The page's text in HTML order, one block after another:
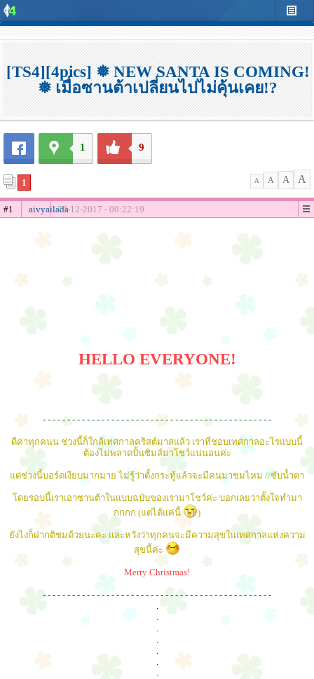
[TS4][4pics] ❅ NEW SANTA IS COMING!
❅ เมื่อซานต้าเปลี่ยนไปไม่คุ้นเคย!?
1 9
1 A A A A
#1 aivyailada23-12-2017 - 00:22:19
HELLO EVERYONE!
- - - - - - - - - - - - - - - - - - - - - - - - - - - - - - - - - - - - - - - - - - - - - - -
ดีค่าทุกคนน ช่วงนี้ก็ใกล้เทศกาลคริสต์มาสแล้ว เราที่ชอบเทศกาลอะไรแบบนี้
ต้องไม่พลาดปั้นซิมส์มาโชว์แน่นอนค่ะ
แต่ช่วงนี้บอร์ดเงียบมากมาย ไม่รู้ว่าตั้งกระทู้แล้วจะมีคนมาชมไหม //ซับน้ำตา
โดยรอบนี้เราเอาซานต้าในแบบฉบับของเรามาโชว์ค่ะ บอกเลยว่าตั้งใจทำมา
กกกก (แต่ได้แค่นี้
)
ยังไงก็ฝากติชมด้วยนะคะ และหวังว่าทุกคนจะมีความสุขในเทศกาลแห่งความ
สุขนี้ค่ะ
Merry Christmas!
- - - - - - - - - - - - - - - - - - - - - - - - - - - - - - - - - - - - - - - - - - - - - - -
.
.
.
.
.
.
.